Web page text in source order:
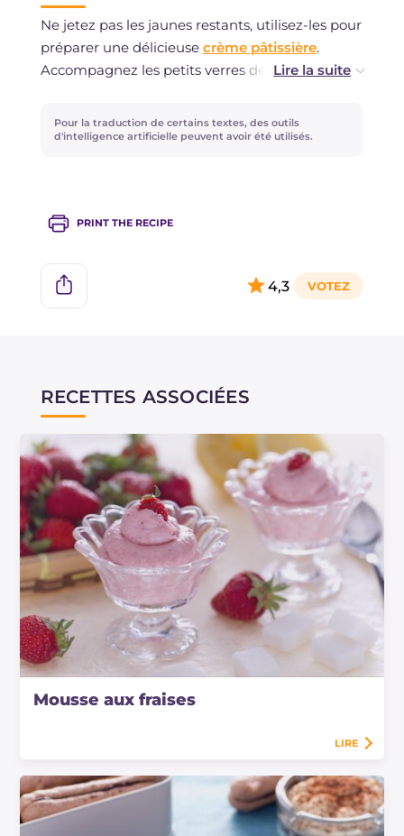
Ne jetez pas les jaunes restants, utilisez-les pour
préparer une délicieuse crème pâtissière.
Accompagnez les petits verres de gaufrettes ou
gourmands !
Pour la traduction de certains textes, des outils
d'intelligence artificielle peuvent avoir été utilisés.
PRINT THE RECIPE
4,3
RECETTES ASSOCIÉES
Mousse aux fraises
LIRE